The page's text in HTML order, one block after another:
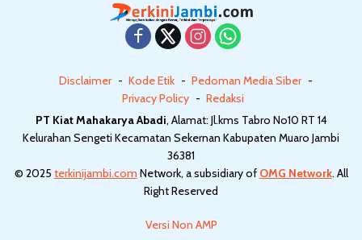
Disclaimer Kode Etik
Pedoman Media Siber
Privacy Policy
Redaksi
PT Kiat Mahakarya Abadi, Alamat: Jl.kms Tabro No10 RT 14
Kelurahan Sengeti Kecamatan Sekernan Kabupaten Muaro Jambi
36381
© 2025 terkinijambi.com Network, a subsidiary of OMG Network. All
Right Reserved
Versi Non AMP